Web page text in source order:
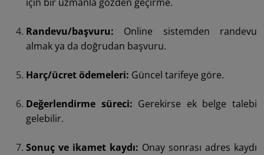
için bir uzmanla gözden geçirme.
Randevu/başvuru: Online sistemden randevu
almak ya da doğrudan başvuru.
Harç/ücret ödemeleri: Güncel tarifeye göre.
Değerlendirme süreci: Gerekirse ek belge talebi
gelebilir.
Sonuç ve ikamet kaydı: Onay sonrası adres kaydı